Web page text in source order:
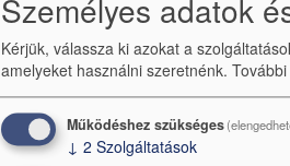
Személyes adatok
Kérjük, válassza ki azokat a
amelyeket használni szeretnénk.
Működéshez szükséges
↓ 2 Szolgáltatások